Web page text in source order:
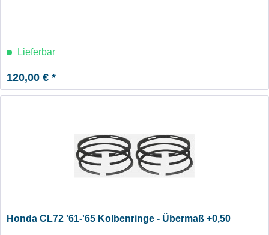
Lieferbar
120,00 € *
Honda CL72 '61-'65 Kolbenringe - Übermaß +0,50